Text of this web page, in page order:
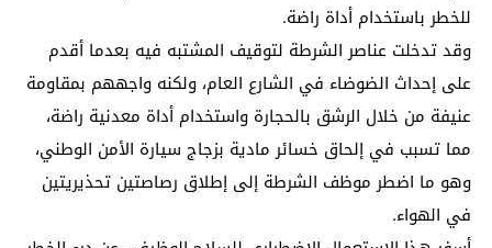
للخطر باستخدام أداة راضة.
وقد تدخلت عناصر الشرطة لتوقيف المشتبه فيه بعدما أقدم
على إحداث الضوضاء في الشارع العام، ولكنه واجههم بمقاومة
عنيفة من خلال الرشق بالحجارة واستخدام أداة معدنية راضة،
مما تسبب في إلحاق خسائر مادية بزجاج سيارة الأمن الوطني،
وهو ما اضطر موظف الشرطة إلى إطلاق رصاصتين تحذيريتين
في الهواء.